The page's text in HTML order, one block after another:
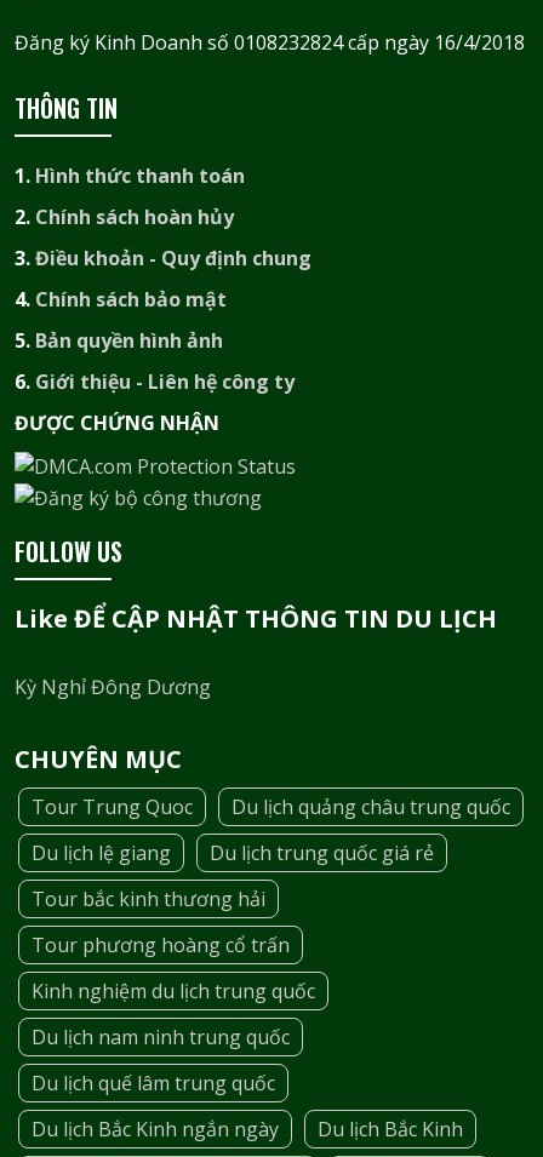
Đăng ký Kinh Doanh số 0108232824 cấp ngày 16/4/2018
THÔNG TIN
1. Hình thức thanh toán
2. Chính sách hoàn hủy
3.Điều khoản - Quy định chung
4. Chính sách bảo mật
5. Bản quyền hình ảnh
6. Giới thiệu - Liên hệ công ty
ĐƯỢC CHỨNG NHẬN​
FOLLOW US
Like ĐỂ CẬP NHẬT THÔNG TIN DU LỊCH
Kỳ Nghỉ Đông Dương
CHUYÊN MỤC
Tour Trung Quoc
Du lịch quảng châu trung quốc
Du lịch lệ giang
Du lịch trung quốc giá rẻ
Tour bắc kinh thương hải
Tour phương hoàng cổ trấn
Kinh nghiệm du lịch trung quốc
Du lịch nam ninh trung quốc
Du lịch quế lâm trung quốc
Du lịch Bắc Kinh ngắn ngày
Du lịch Bắc Kinh